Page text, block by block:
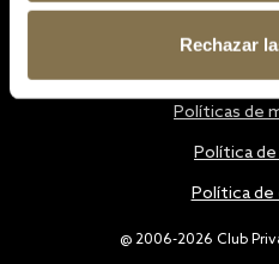
Rechazar
@ 2006-2026 Club
Políticas de
Política
Política